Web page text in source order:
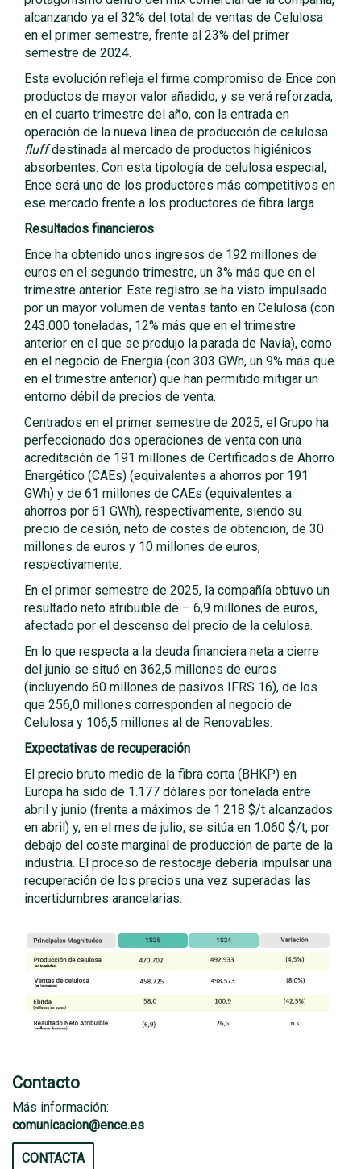
alcanzando ya el 32% del total de ventas de Celulosa
en el primer semestre, frente al 23% del primer
semestre de 2024.
Esta evolución refleja el firme compromiso de Ence con
productos de mayor valor añadido, y se verá reforzada,
en el cuarto trimestre del año, con la entrada en
operación de la nueva línea de producción de celulosa
fluffdestinada al mercado de productos higiénicos
absorbentes. Con esta tipología de celulosa especial,
Ence será uno de los productores más competitivos en
ese mercado frente a los productores de fibra larga.
Resultados financieros
Ence ha obtenido unos ingresos de 192 millones de
euros en el segundo trimestre, un 3% más que en el
trimestre anterior. Este registro se ha visto impulsado
por un mayor volumen de ventas tanto en Celulosa (con
243.000 toneladas, 12% más que en el trimestre
anterior en el que se produjo la parada de Navia), como
en el negocio de Energía (con 303 GWh, un 9% más que
en el trimestre anterior) que han permitido mitigar un
entorno débil de precios de venta.
Centrados en el primer semestre de 2025, el Grupo ha
perfeccionado dos operaciones de venta con una
acreditación de 191 millones de Certificados de Ahorro
Energético (CAEs) (equivalentes a ahorros por 191
GWh) y de 61 millones de CAEs (equivalentes a
ahorros por 61 GWh), respectivamente, siendo su
precio de cesión, neto de costes de obtención, de 30
millones de euros y 10 millones de euros,
respectivamente.
En el primer semestre de 2025, la compañía obtuvo un
resultado neto atribuible de – 6,9 millones de euros,
afectado por el descenso del precio de la celulosa.
En lo que respecta a la deuda financiera neta a cierre
del junio se situó en 362,5 millones de euros
(incluyendo 60 millones de pasivos IFRS 16), de los
que 256,0 millones corresponden al negocio de
Celulosa y 106,5 millones al de Renovables.
Expectativas de recuperación
El precio bruto medio de la fibra corta (BHKP) en
Europa ha sido de 1.177 dólares por tonelada entre
abril y junio (frente a máximos de 1.218 $/t alcanzados
en abril) y, en el mes de julio, se sitúa en 1.060 $/t, por
debajo del coste marginal de producción de parte de la
industria. El proceso de restocaje debería impulsar una
recuperación de los precios una vez superadas las
incertidumbres arancelarias.
Contacto
Más información:
comunicacion@ence.es
CONTACTA